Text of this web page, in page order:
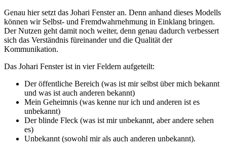
Genau hier setzt das Johari Fenster an. Denn anhand dieses Modells
können wir Selbst- und Fremdwahrnehmung in Einklang bringen.
Der Nutzen geht damit noch weiter, denn genau dadurch verbessert
sich das Verständnis füreinander und die Qualität der
Kommunikation.
Das Johari Fenster ist in vier Feldern aufgeteilt:
Der öffentliche Bereich (was ist mir selbst über mich bekannt
und was ist auch anderen bekannt)
Mein Geheimnis (was kenne nur ich und anderen ist es
unbekannt)
Der blinde Fleck (was ist mir unbekannt, aber andere sehen
es)
Unbekannt (sowohl mir als auch anderen unbekannt).